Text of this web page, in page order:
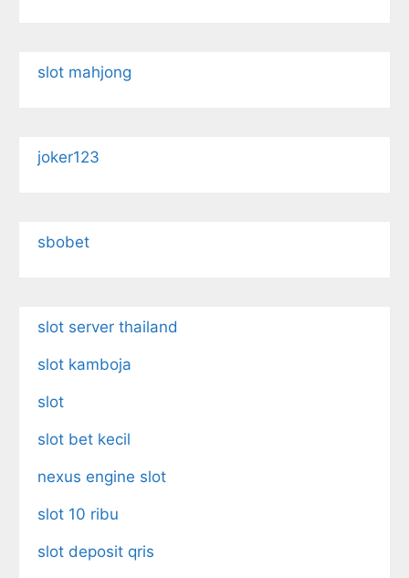
slot mahjong
joker123
sbobet
slot server thailand
slot kamboja
slot
slot bet kecil
nexus engine slot
slot 10 ribu
slot deposit qris